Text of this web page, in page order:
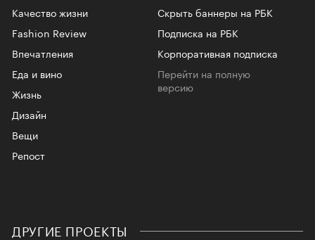
Качество жизни
Fashion Review
Впечатления
Еда и вино
Жизнь
Дизайн
Вещи
Репост
Скрыть баннеры на РБК
Подписка на РБК
Корпоративная подписка
Перейти на полную
версию
ДРУГИЕ ПРОЕКТЫ